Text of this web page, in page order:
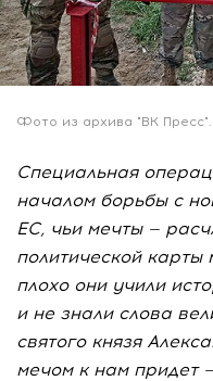
Фото из архива "ВК Пресс".
Специальная
началом борьбы с
ЕС, чьи мечты —
политической
плохо они учили
и не знали слова
святого князя
мечом к нам придет